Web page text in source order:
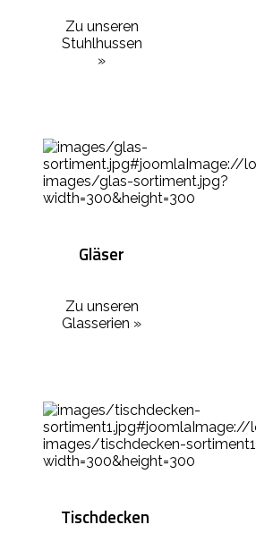
Zu unseren
Stuhlhussen
»
Gläser
Zu unseren
Glasserien »
Tischdecken